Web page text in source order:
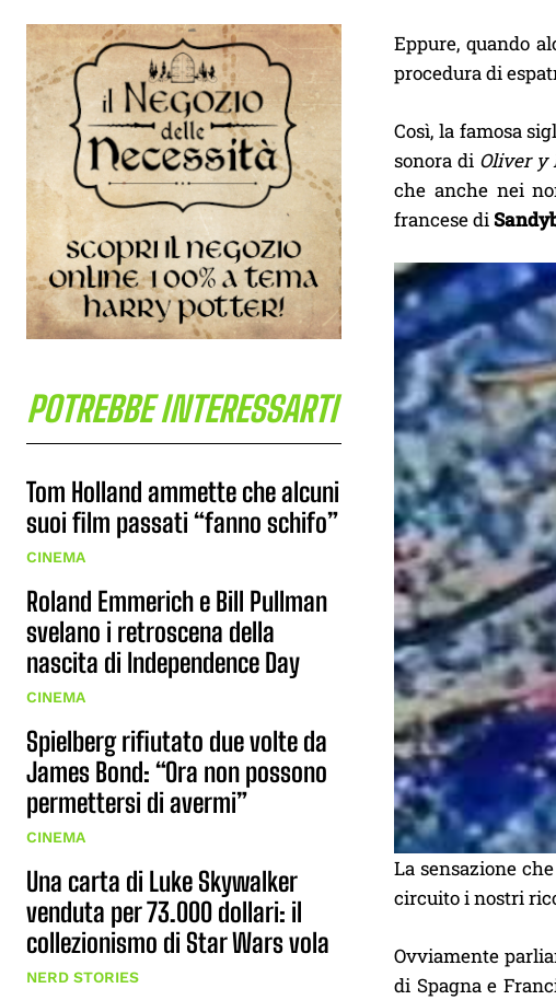
POTREBBE INTERESSARTI
Tom Holland ammette che alcuni
suoi film passati “fanno schifo”
CINEMA
Roland Emmerich e Bill Pullman
svelano i retroscena della
nascita di Independence Day
CINEMA
Spielberg rifiutato due volte da
James Bond: “Ora non possono
permettersi di avermi”
CINEMA
Una carta di Luke Skywalker
venduta per 73.000 dollari: il
collezionismo di Star Wars vola
NERD STORIES
Eppure, quando
procedura di
Così, la famosa
sonora di Oliver y
che anche nei
francese di
La sensazione
circuito i nostri
Ovviamente
di Spagna e